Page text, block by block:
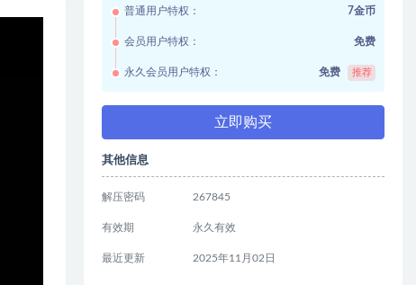
普通用户特权： 7金币
会员用户特权： 免费
永久会员用户特权： 免费 推荐
立即购买
其他信息
解压密码 267845
有效期 永久有效
最近更新 2025年11月02日